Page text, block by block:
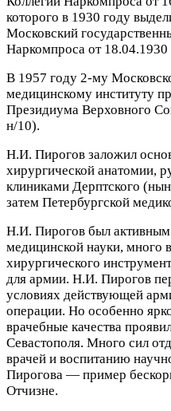
которого в 1930 году
Московский
Наркомпроса от
В 1957 году 2-му
медицинскому институту
Президиума Верховного
н/10).
Н.И. Пирогов заложил
хирургической анатомии,
клиниками Дерптского
затем Петербургской
Н.И. Пирогов был активным
медицинской науки, много
хирургического
для армии. Н.И. Пирогов
условиях действующей
операции. Но особенно
врачебные качества
Севастополя. Много сил
врачей и воспитанию
Пирогова — пример
Отчизне.